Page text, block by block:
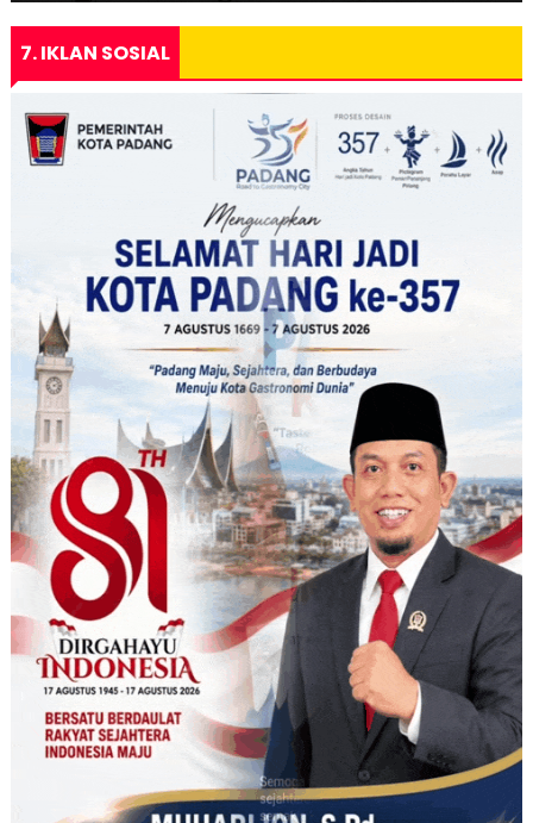
7. IKLAN SOSIAL